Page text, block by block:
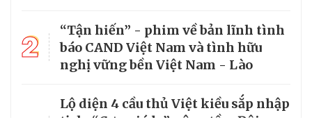
2
“Tận hiến” - phim về bản lĩnh tình
báo CAND Việt Nam và tình hữu
nghị vững bền Việt Nam - Lào
Lộ diện 4 cầu thủ Việt kiều sắp nhập